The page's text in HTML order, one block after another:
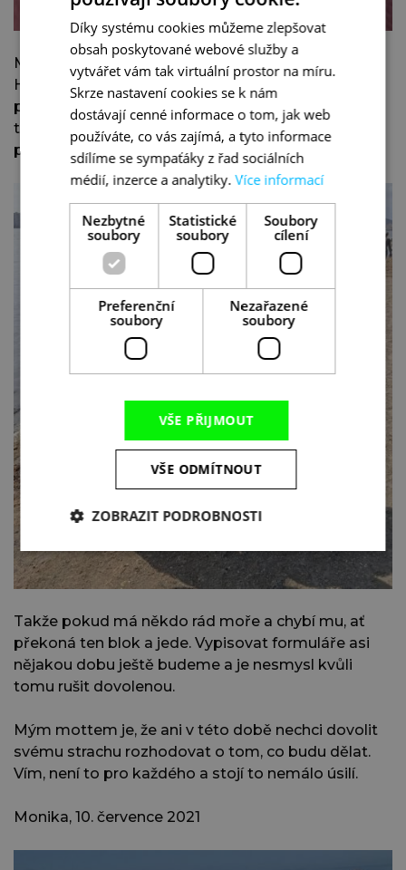
Moře, bahno a vzduch,…. to byla učiněná pohádka.
Hlavně pro moje covidem zasažené plíce, které
přímo pookřály. Navíc jsme se všichni dostali z
toho každodenního tlaku a odpočinuli si hlavně
psychicky.
Takže pokud má někdo rád moře a chybí mu, ať
překoná ten blok a jede. Vypisovat formuláře asi
nějakou dobu ještě budeme a je nesmysl kvůli
tomu rušit dovolenou.
Mým mottem je, že ani v této době nechci dovolit
svému strachu rozhodovat o tom, co budu dělat.
Vím, není to pro každého a stojí to nemálo úsilí.
Monika, 10. července 2021
Díky systému cookies můžeme zlepšovat
obsah poskytované webové služby a
vytvářet vám tak virtuální prostor na míru.
Skrze nastavení cookies se k nám
dostávají cenné informace o tom, jak web
používáte, co vás zajímá, a tyto informace
sdílíme se sympaťáky z řad sociálních
médií, inzerce a analytiky. Více informací
Nezbytné
soubory
Statistické
soubory
Soubory
cílení
Preferenční
soubory
Nezařazené
soubory
VŠE PŘIJMOUT
VŠE ODMÍTNOUT
ZOBRAZIT PODROBNOSTI